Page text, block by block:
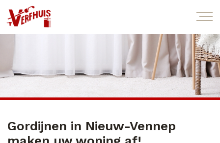
Gordijnen in Nieuw-Vennep